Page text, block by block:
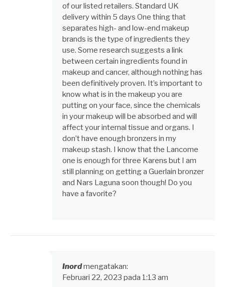
of our listed retailers. Standard UK
delivery within 5 days One thing that
separates high- and low-end makeup
brands is the type of ingredients they
use. Some research suggests a link
between certain ingredients found in
makeup and cancer, although nothing has
been definitively proven. It’s important to
know what is in the makeup you are
putting on your face, since the chemicals
in your makeup will be absorbed and will
affect your internal tissue and organs. I
don’t have enough bronzers in my
makeup stash. I know that the Lancome
one is enough for three Karens but I am
still planning on getting a Guerlain bronzer
and Nars Laguna soon though! Do you
have a favorite?
Inordmengatakan:
Februari 22, 2023 pada 1:13 am